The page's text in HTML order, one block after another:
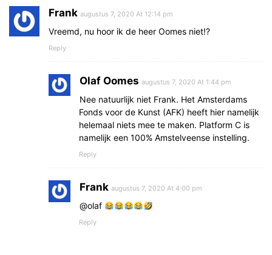
Frank augustus 7, 2020 At 12:14 pm
Vreemd, nu hoor ik de heer Oomes niet!?
Reply
Olaf Oomes augustus 7, 2020 At 1:44 pm
Nee natuurlijk niet Frank. Het Amsterdams
Fonds voor de Kunst (AFK) heeft hier namelijk
helemaal niets mee te maken. Platform C is
namelijk een 100% Amstelveense instelling.
Reply
Frank augustus 7, 2020 At 4:00 pm
@olaf
Reply